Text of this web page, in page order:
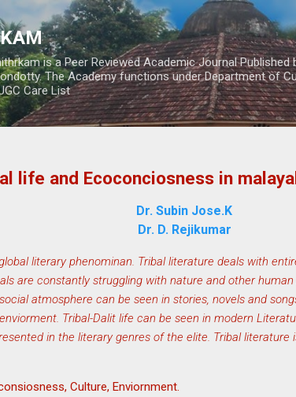
Skip to main content
is a Peer Reviewed Academic Journal
The Academy functions under Department of
Care List
life and Ecoconciosness in
Dr. Subin Jose.K
Dr. D. Rejikumar
literary phenominan. Tribal literature deals with
are constantly struggling with nature and other
atmosphere can be seen in stories, novels and
Tribal-Dalit life can be seen in modern
in the literary genres of the elite. Tribal
Culture, Enviornment.